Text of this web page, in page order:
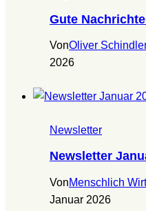
Gute
VonOliver
2026
Newsletter
Newsletter
VonMenschlich
Januar 2026